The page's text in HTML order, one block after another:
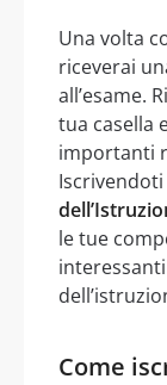
Una volta
riceverai
all’esame.
tua casella
importanti
Iscrivendoti
le tue
Come